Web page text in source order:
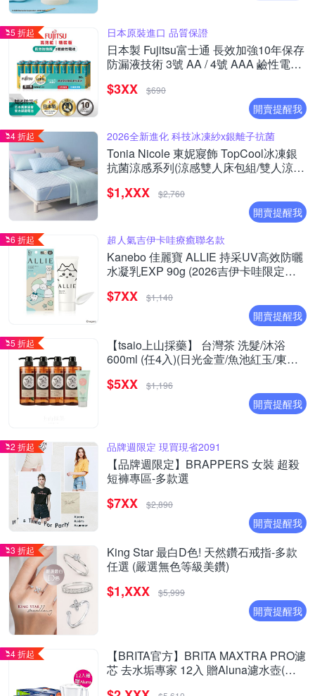
5 折起 日本原裝進口 品質保證
日本製 Fujitsu富士通 長效加強10年保存
防漏液技術 3號 AA / 4號 AAA 鹼性電池
$3XX $690
開賣提醒我
4 折起 2026全新進化 科技冰凍紗x銀離子抗菌
Tonia Nicole 東妮寢飾 TopCool冰凍銀
抗菌涼感系列(涼感雙人床包組/雙人涼感
$1,XXX $2,760
開賣提醒我
6 折起 超人氣吉伊卡哇療癒聯名款
Kanebo 佳麗寶 ALLIE 持采UV高效防曬
水凝乳EXP 90g (2026吉伊卡哇限定包
$7XX $1,140
開賣提醒我
5 折起
【tsaio上山採藥】 台灣茶 洗髮/沐浴
600ml (任4入)(日光金萱/魚池紅玉/東方
烏龍茶)
$5XX $1,196
開賣提醒我
2 折起 品牌週限定 現買現省2091
【品牌週限定】BRAPPERS 女裝 超殺
短褲專區-多款選
$7XX $2,890
開賣提醒我
3 折起
King Star 最白D色! 天然鑽石戒指-多款
任選 (嚴選無色等級美鑽)
$1,XXX $5,999
開賣提醒我
4 折起
【BRITA官方】BRITA MAXTRA PRO濾
芯 去水垢專家 12入 贈Aluna濾水壺(含1